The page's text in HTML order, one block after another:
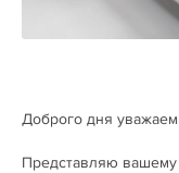
Доброго дня
Представляю